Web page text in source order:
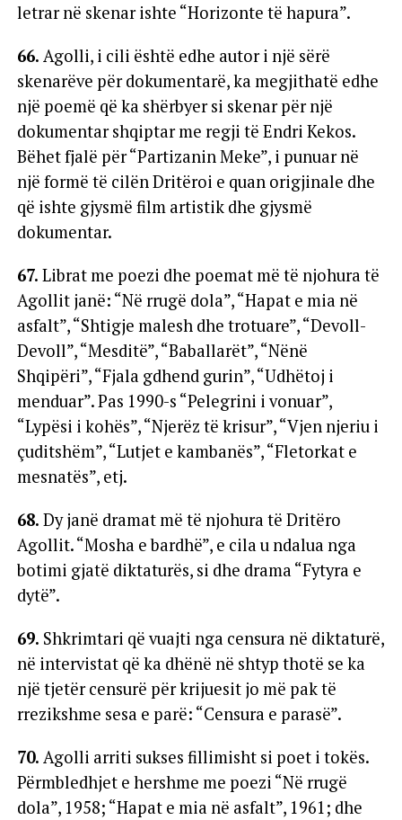
letrar në skenar ishte “Horizonte të hapura”.
66. Agolli, i cili është edhe autor i një sërë
skenarëve për dokumentarë, ka megjithatë edhe
një poemë që ka shërbyer si skenar për një
dokumentar shqiptar me regji të Endri Kekos.
Bëhet fjalë për “Partizanin Meke”, i punuar në
një formë të cilën Dritëroi e quan origjinale dhe
që ishte gjysmë film artistik dhe gjysmë
dokumentar.
67. Librat me poezi dhe poemat më të njohura të
Agollit janë: “Në rrugë dola”, “Hapat e mia në
asfalt”, “Shtigje malesh dhe trotuare”, “Devoll-
Devoll”, “Mesditë”, “Baballarët”, “Nënë
Shqipëri”, “Fjala gdhend gurin”, “Udhëtoj i
menduar”. Pas 1990-s “Pelegrini i vonuar”,
“Lypësi i kohës”, “Njerëz të krisur”, “Vjen njeriu i
çuditshëm”, “Lutjet e kambanës”, “Fletorkat e
mesnatës”, etj.
68. Dy janë dramat më të njohura të Dritëro
Agollit. “Mosha e bardhë”, e cila u ndalua nga
botimi gjatë diktaturës, si dhe drama “Fytyra e
dytë”.
69. Shkrimtari që vuajti nga censura në diktaturë,
në intervistat që ka dhënë në shtyp thotë se ka
një tjetër censurë për krijuesit jo më pak të
rrezikshme sesa e parë: “Censura e parasë”.
70. Agolli arriti sukses fillimisht si poet i tokës.
Përmbledhjet e hershme me poezi “Në rrugë
dola”, 1958; “Hapat e mia në asfalt”, 1961; dhe